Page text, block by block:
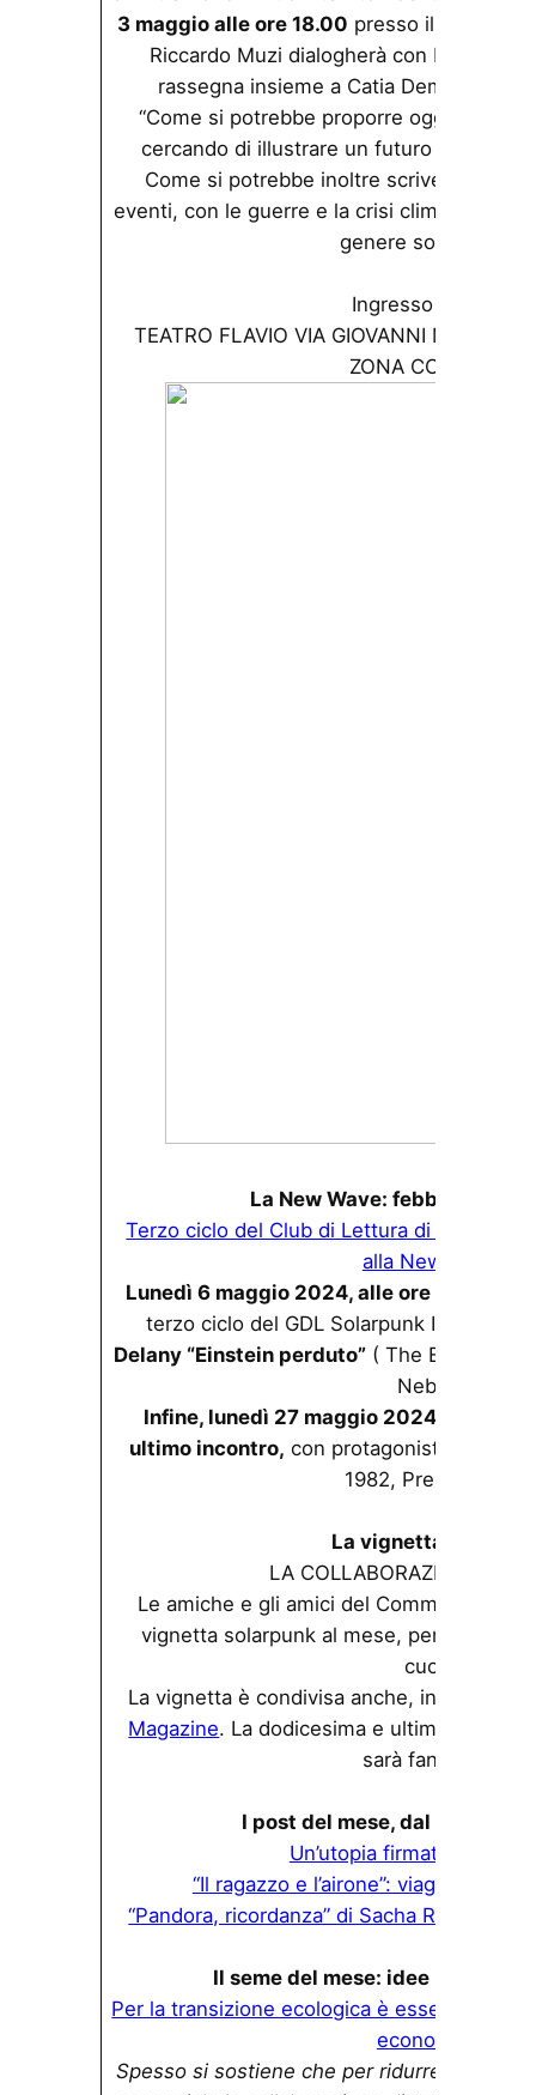
3 maggio alle ore 18.00 presso il
Riccardo Muzi dialogherà con Matteo
rassegna insieme a Catia Demonte-
“Come si potrebbe proporre oggi una
cercando di illustrare un futuro possibile
Come si potrebbe inoltre scrivere nel
eventi, con le guerre e la crisi climatica in
genere solarpunk?”
Ingresso gratuito.
TEATRO FLAVIO VIA GIOVANNI MARIO
ZONA COLOSSEO
La New Wave: febbraio-
Terzo ciclo del Club di Lettura di
alla New Wave.
Lunedì 6 maggio 2024, alle ore 21
terzo ciclo del GDL Solarpunk Italia, con
Delany “Einstein perduto”( The Einstein
Nebula)
Infine, lunedì 27 maggio 2024, alle ore
ultimo incontro, con protagonista
1982, Premio Hugo
La vignetta del
LA COLLABORAZIONE
Le amiche e gli amici del Commando
vignetta solarpunk al mese, per la nostra
cuore!
La vignetta è condivisa anche, in inglese,
Magazine. La dodicesima e ultima vignetta
sarà fantastica.
I post del mese, dal blog di
Un’utopia firmata Giulia
“Il ragazzo e l’airone”: viaggio al
“Pandora, ricordanza” di Sacha Rosel,
Il seme del mese: idee per
Per la transizione ecologica è essenziale
economiche
Spesso si sostiene che per ridurre a zero